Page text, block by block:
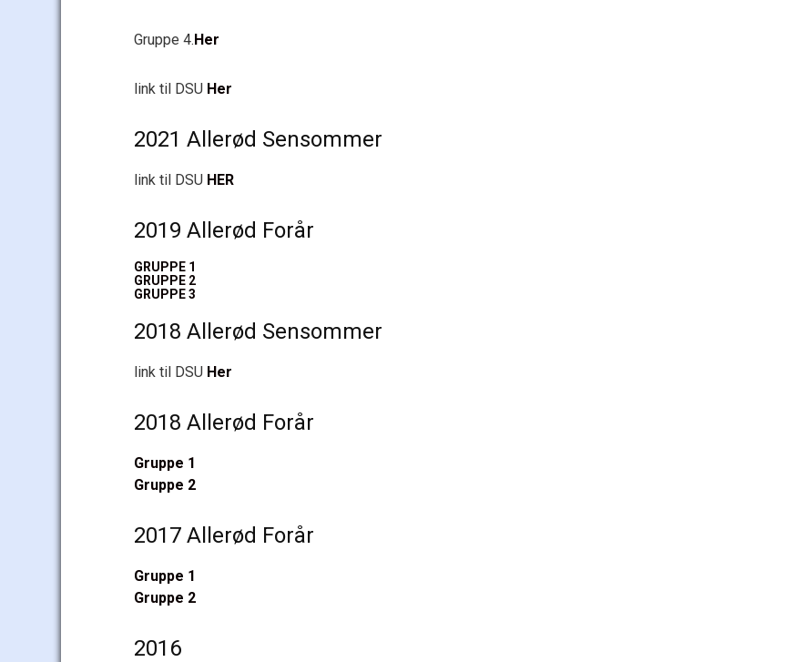
Gruppe 4.Her
link til DSU Her
2021 Allerød Sensommer
link til DSU HER
2019 Allerød Forår
GRUPPE 1
GRUPPE 2
GRUPPE 3
2018 Allerød Sensommer
link til DSU Her
2018 Allerød Forår
Gruppe 1
Gruppe 2
2017 Allerød Forår
Gruppe 1
Gruppe 2
2016